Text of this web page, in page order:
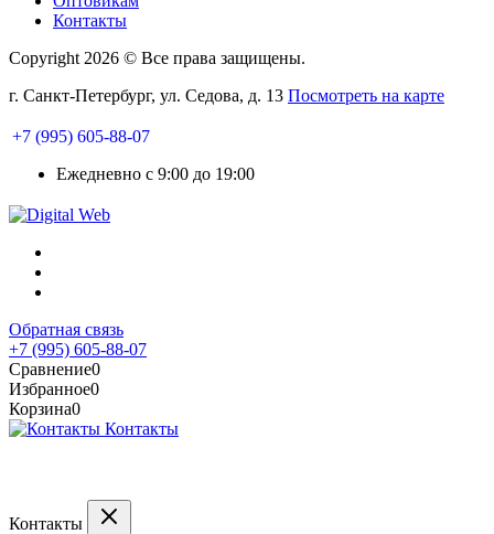
Контакты
Copyright 2026 © Все права защищены.
г. Санкт-Петербург, ул. Седова, д. 13 Посмотреть на карте
+7 (995) 605-88-07
Ежедневно с 9:00 до 19:00
Обратная связь
+7 (995) 605-88-07
Сравнение0
Избранное0
Корзина0
Контакты
Контакты